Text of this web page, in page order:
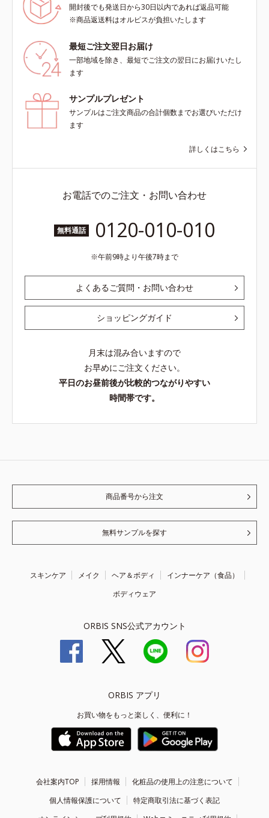
開封後でも発送日から30日以内であれば返品可能
※商品返送料はオルビスが負担いたします
最短ご注文翌日お届け
一部地域を除き、最短でご注文の翌日にお届けいたし
ます
サンプルプレゼント
サンプルはご注文商品の合計個数までお選びいただけ
ます
詳しくはこちら
お電話でのご注文・お問い合わせ
無料通話 0120-010-010
午前9時より午後7時まで
よくあるご質問・お問い合わせ
ショッピングガイド
月末は混み合いますので
お早めにご注文ください。
平日のお昼前後が比較的つながりやすい
時間帯です。
商品番号から注文
無料サンプルを探す
スキンケア メイク ヘア＆ボディ
インナーケア（食品）
ボディウェア
ORBIS SNS公式アカウント
ORBIS アプリ
お買い物をもっと楽しく、便利に！
会社案内TOP 採用情報
化粧品の使用上の注意について
個人情報保護について
特定商取引法に基づく表記